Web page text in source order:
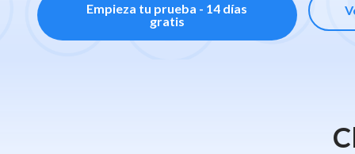
Empieza tu prueba - 14 días
gratis